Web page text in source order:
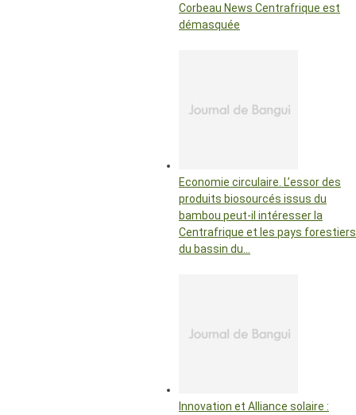
Corbeau News Centrafrique est
démasquée
Economie circulaire. L’essor des
produits biosourcés issus du
bambou peut-il intéresser la
Centrafrique et les pays forestiers
du bassin du…
Innovation et Alliance solaire :